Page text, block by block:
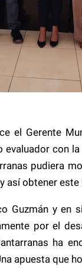
el Gerente
con
pudiera
así obtener
Guzmán y en
por el
ha
apuesta que